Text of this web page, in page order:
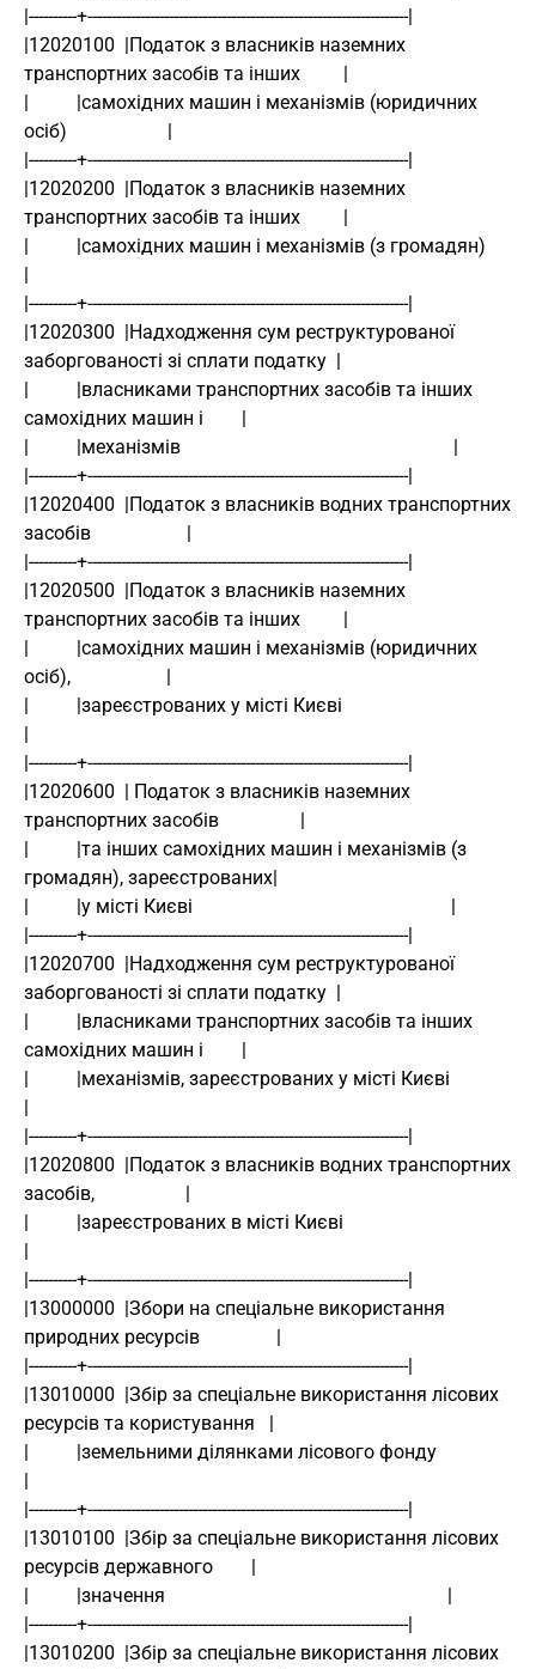
|----------+-------------------------------------------------------------------|
|12020100  |Податок з власників наземних
транспортних засобів та інших         |
|          |самохідних машин і механізмів (юридичних
осіб)                     |
|----------+-------------------------------------------------------------------|
|12020200  |Податок з власників наземних
транспортних засобів та інших         |
|          |самохідних машин і механізмів (з громадян)
|
|----------+-------------------------------------------------------------------|
|12020300  |Надходження сум реструктурованої
заборгованості зі сплати податку  |
|          |власниками транспортних засобів та інших
самохідних машин і        |
|          |механізмів                                                         |
|----------+-------------------------------------------------------------------|
|12020400  |Податок з власників водних транспортних
засобів                    |
|----------+-------------------------------------------------------------------|
|12020500  |Податок з власників наземних
транспортних засобів та інших         |
|          |самохідних машин і механізмів (юридичних
осіб),                    |
|          |зареєстрованих у місті Києві
|
|----------+-------------------------------------------------------------------|
|12020600  | Податок з власників наземних
транспортних засобів                 |
|          |та інших самохідних машин і механізмів (з
громадян), зареєстрованих|
|          |у місті Києві                                                      |
|----------+-------------------------------------------------------------------|
|12020700  |Надходження сум реструктурованої
заборгованості зі сплати податку  |
|          |власниками транспортних засобів та інших
самохідних машин і        |
|          |механізмів, зареєстрованих у місті Києві
|
|----------+-------------------------------------------------------------------|
|12020800  |Податок з власників водних транспортних
засобів,                   |
|          |зареєстрованих в місті Києві
|
|----------+-------------------------------------------------------------------|
|13000000  |Збори на спеціальне використання
природних ресурсів                |
|----------+-------------------------------------------------------------------|
|13010000  |Збір за спеціальне використання лісових
ресурсів та користування   |
|          |земельними ділянками лісового фонду
|
|----------+-------------------------------------------------------------------|
|13010100  |Збір за спеціальне використання лісових
ресурсів державного        |
|          |значення                                                           |
|----------+-------------------------------------------------------------------|
|13010200  |Збір за спеціальне використання лісових